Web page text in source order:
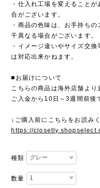
・仕入れ工場を変えること
合がございます。
・商品の色味は、お手持ち
干異なる場合がございます。
・イメージ違いやサイズ交
は対応出来かねます。
■お届けについて
こちらの商品は海外店舗より
ご入金から10日～3週間前後
↓ご購入前にこちらをお読み
https://
種類
数量